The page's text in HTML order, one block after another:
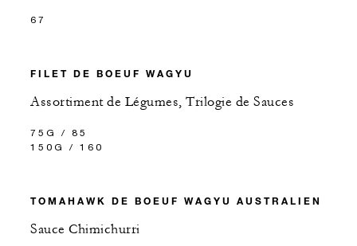
67
FILET DE BOEUF WAGYU
Assortiment de Légumes, Trilogie de Sauces
75G / 85
150G / 160
TOMAHAWK DE BOEUF WAGYU AUSTRALIEN
Sauce Chimichurri